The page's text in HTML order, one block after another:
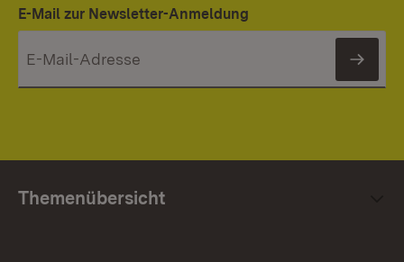
E-Mail zur Newsletter-Anmeldung
Themenübersicht